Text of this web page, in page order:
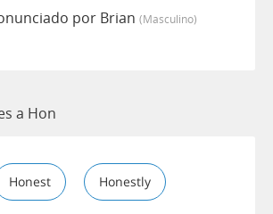
por Brian (masculino)
a Hon
Honest Honestly